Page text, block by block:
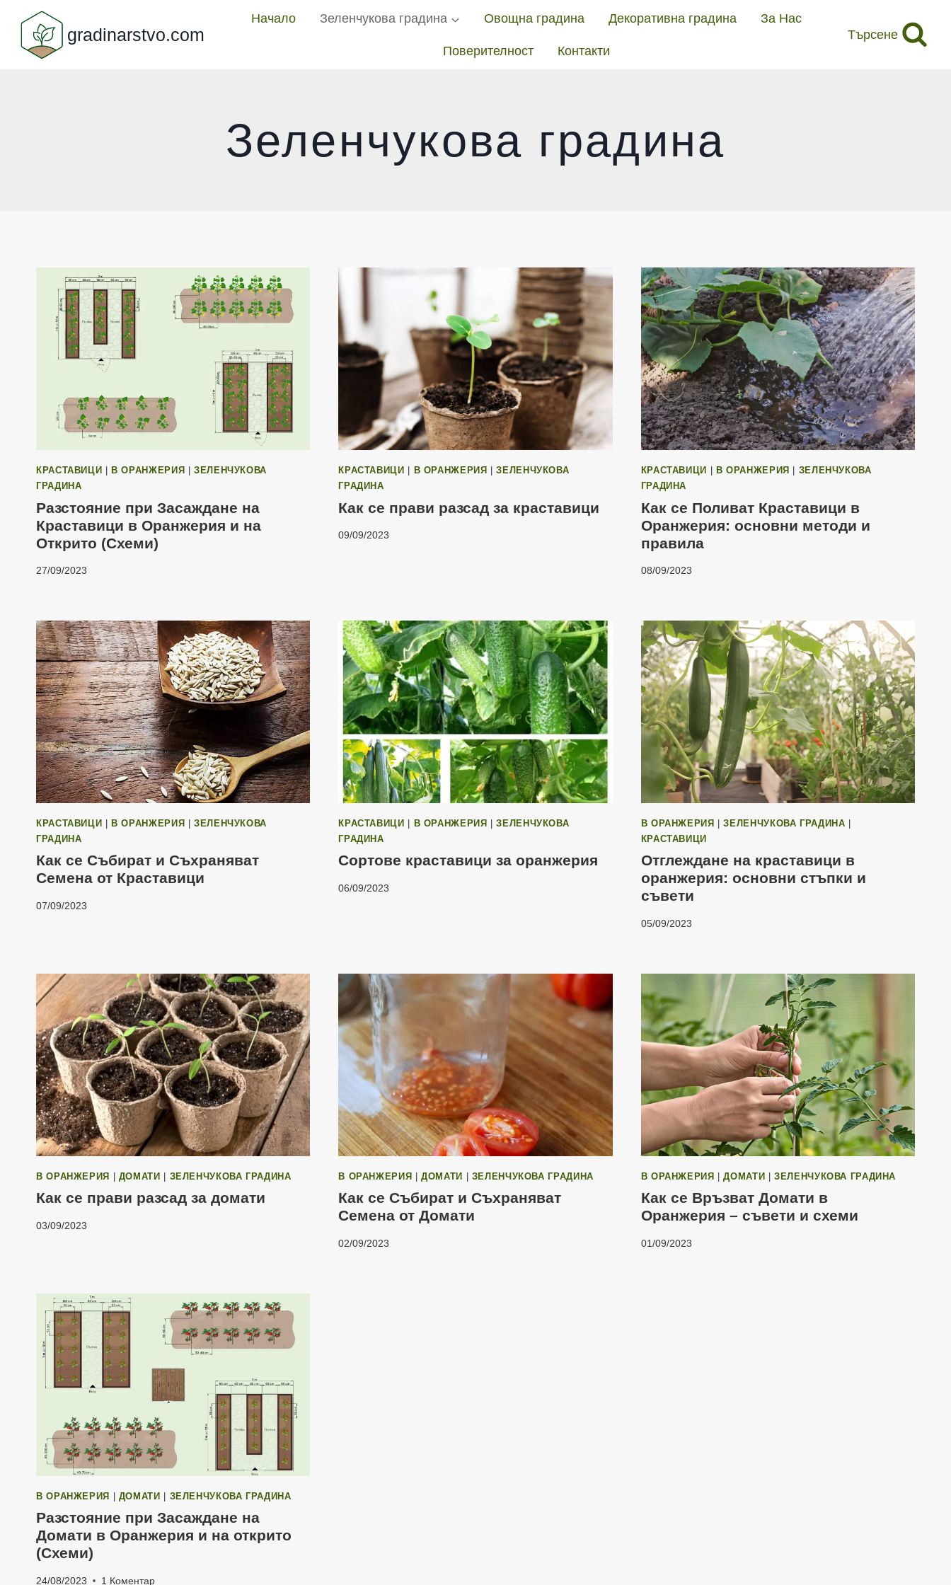
съдържаниетоgradinarstvo.com
Начало Зеленчукова градина Овощна градина Декоративна градина За Нас
Поверителност Контакти
Търсене
Зеленчукова градина
КРАСТАВИЦИ В ОРАНЖЕРИЯ |ЗЕЛЕНЧУКОВА
ГРАДИНА
Разстояние при Засаждане на
Краставици в Оранжерия и на
Открито (Схеми)
27/09/2023
КРАСТАВИЦИ В ОРАНЖЕРИЯ |ЗЕЛЕНЧУКОВА
ГРАДИНА
Как се прави разсад за краставици
09/09/2023
КРАСТАВИЦИ В ОРАНЖЕРИЯ
ЗЕЛЕНЧУКОВА
ГРАДИНА
Как се Поливат Краставици в
Оранжерия: основни методи и
правила
08/09/2023
КРАСТАВИЦИ В ОРАНЖЕРИЯ |ЗЕЛЕНЧУКОВА
ГРАДИНА
Как се Събират и Съхраняват
Семена от Краставици
07/09/2023
КРАСТАВИЦИ В ОРАНЖЕРИЯ |ЗЕЛЕНЧУКОВА
ГРАДИНА
Сортове краставици за оранжерия
06/09/2023
В ОРАНЖЕРИЯ |ЗЕЛЕНЧУКОВА ГРАДИНА
КРАСТАВИЦИ
Отглеждане на краставици в
оранжерия: основни стъпки и
съвети
05/09/2023
В ОРАНЖЕРИЯ ДОМАТИ ЗЕЛЕНЧУКОВА ГРАДИНА
Как се прави разсад за домати
03/09/2023
В ОРАНЖЕРИЯ |ДОМАТИ ЗЕЛЕНЧУКОВА ГРАДИНА
Как се Събират и Съхраняват
Семена от Домати
02/09/2023
В ОРАНЖЕРИЯ |ДОМАТИ |ЗЕЛЕНЧУКОВА ГРАДИНА
Как се Връзват Домати в
Оранжерия – съвети и схеми
01/09/2023
В ОРАНЖЕРИЯ ДОМАТИ ЗЕЛЕНЧУКОВА ГРАДИНА
Разстояние при Засаждане на
Домати в Оранжерия и на открито
(Схеми)
24/08/2023 1 Коментар